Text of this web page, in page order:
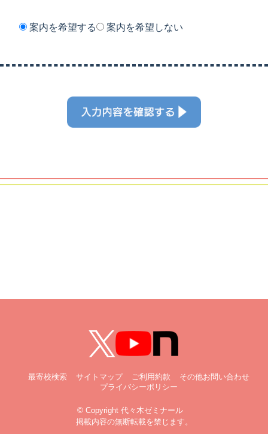
案内を希望する 案内を希望しない
最寄校検索 サイトマップ ご利用約款
その他お問い合わせ
プライバシーポリシー
© Copyright 代々木ゼミナール
掲載内容の無断転載を禁じます。